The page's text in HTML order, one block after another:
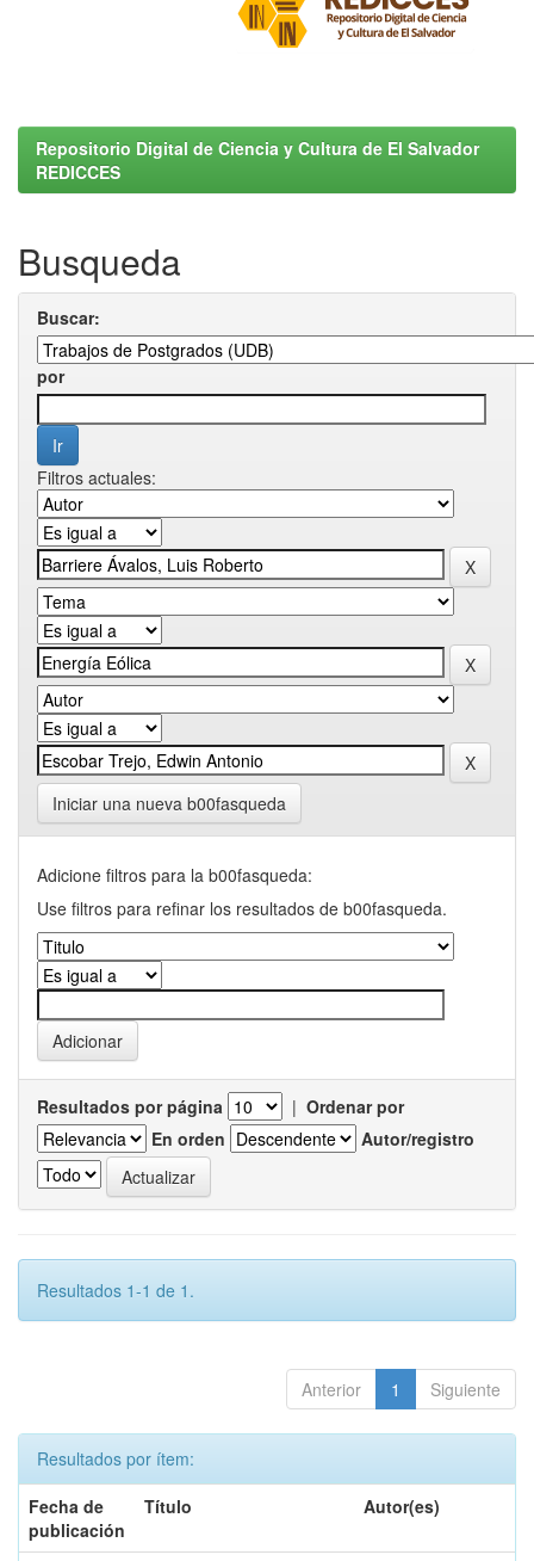
Repositorio Digital de Ciencia y Cultura de El Salvador
REDICCES
Busqueda
Buscar:
por
Filtros actuales:
Iniciar una nueva b00fasqueda
Adicione filtros para la b00fasqueda:
Use filtros para refinar los resultados de b00fasqueda.
Resultados por página | Ordenar por
En orden
Autor/registro
Resultados 1-1 de 1.
Anterior 1 Siguiente
Resultados por ítem:
Fecha de
publicación
Título Autor(es)